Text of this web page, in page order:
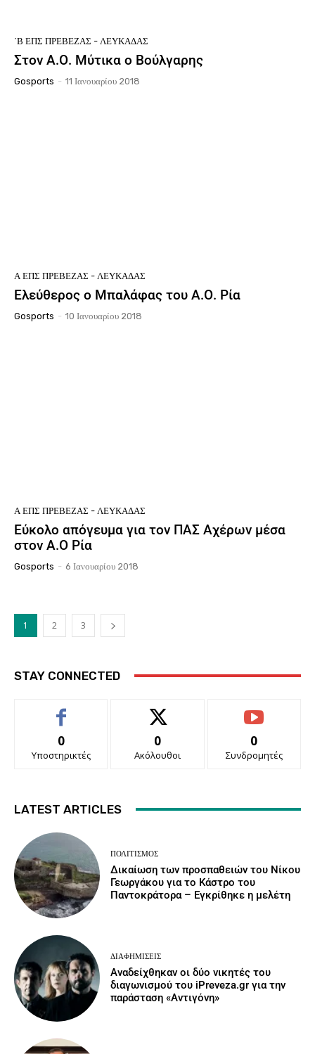
΄Β ΕΠΣ ΠΡΈΒΕΖΑΣ - ΛΕΥΚΆΔΑΣ
Στον Α.Ο. Μύτικα ο Βούλγαρης
Gosports - 11 Ιανουαρίου 2018
Ά ΕΠΣ ΠΡΈΒΕΖΑΣ - ΛΕΥΚΆΔΑΣ
Ελεύθερος ο Μπαλάφας του Α.Ο. Ρία
Gosports - 10 Ιανουαρίου 2018
Ά ΕΠΣ ΠΡΈΒΕΖΑΣ - ΛΕΥΚΆΔΑΣ
Εύκολο απόγευμα για τον ΠΑΣ Αχέρων μέσα
στον Α.Ο Ρία
Gosports - 6 Ιανουαρίου 2018
1 2 3
STAY CONNECTED
0
Υποστηρικτές
0
Ακόλουθοι
0
Συνδρομητές
LATEST ARTICLES
ΠΟΛΙΤΙΣΜΌΣ
Δικαίωση των προσπαθειών του Νίκου
Γεωργάκου για το Κάστρο του
Παντοκράτορα – Εγκρίθηκε η μελέτη
ΔΙΑΦΗΜΊΣΕΙΣ
Αναδείχθηκαν οι δύο νικητές του
διαγωνισμού του iPreveza.gr για την
παράσταση «Αντιγόνη»